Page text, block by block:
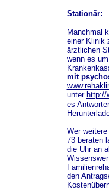
Stationär:
Manchmal
einer Klinik
ärztlichen
wenn es
mit
unter http://
es
Wer
73 beraten
die Uhr an
den